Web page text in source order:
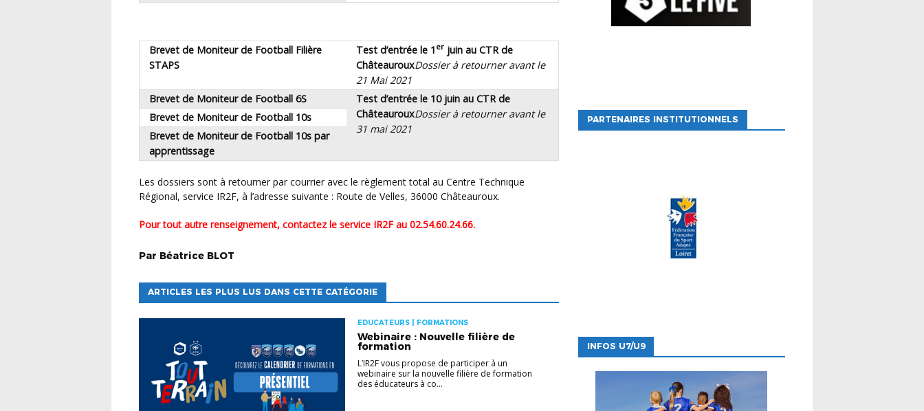
Brevet de Moniteur de Football Filière
STAPS
Test d’entrée le 1 er juin au CTR de
ChâteaurouxDossier à retourner avant le
21 Mai 2021
Brevet de Moniteur de Football 6S
Test d’entrée le 10 juin au CTR de
ChâteaurouxDossier à retourner avant le
31 mai 2021
Brevet de Moniteur de Football 10s
Brevet de Moniteur de Football 10s par
apprentissage
Les dossiers sont à retourner par courrier avec le règlement total au Centre Technique
Régional, service IR2F, à l’adresse suivante : Route de Velles, 36000 Châteauroux.
Pour tout autre renseignement, contactez le service IR2F au 02.54.60.24.66.
Par Béatrice BLOT
ARTICLES LES PLUS LUS DANS CETTE CATÉGORIE
EDUCATEURS | FORMATIONS
Webinaire : Nouvelle filière de
formation
L’IR2F vous propose de participer à un
webinaire sur la nouvelle filière de formation
des éducateurs à co...
PARTENAIRES INSTITUTIONNELS
INFOS U7/U9